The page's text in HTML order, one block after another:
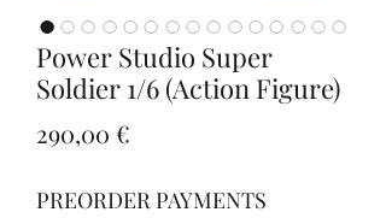
Power Studio Super
Soldier 1/6 (Action Figure)
290,00 €
PREORDER PAYMENTS